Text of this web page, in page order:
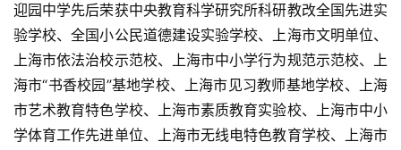
迎园中学先后荣获中央教育科学研究所科研教改全国先进实
验学校、全国小公民道德建设实验学校、上海市文明单位、
上海市依法治校示范校、上海市中小学行为规范示范校、上
海市“书香校园”基地学校、上海市见习教师基地学校、上海
市艺术教育特色学校、上海市素质教育实验校、上海市中小
学体育工作先进单位、上海市无线电特色教育学校、上海市